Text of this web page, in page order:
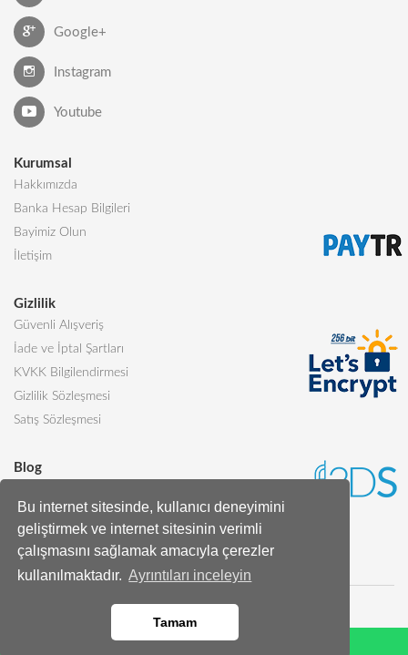
Bu internet sitesinde, kullanıcı deneyimini
geliştirmek ve internet sitesinin verimli
çalışmasını sağlamak amacıyla çerezler
kullanılmaktadır. Ayrıntıları inceleyin
Tamam
Google+
Instagram
Youtube
Kurumsal
Hakkımızda
Banka Hesap Bilgileri
Bayimiz Olun
İletişim
Gizlilik
Güvenli Alışveriş
İade ve İptal Şartları
KVKK Bilgilendirmesi
Gizlilik Sözleşmesi
Satış Sözleşmesi
Blog
Butik Pasta Nedir?
Tüm Blog Yazıları